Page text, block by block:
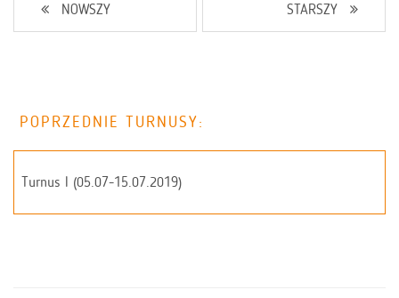
NOWSZY STARSZY
POPRZEDNIE TURNUSY:
Turnus I (05.07-15.07.2019)